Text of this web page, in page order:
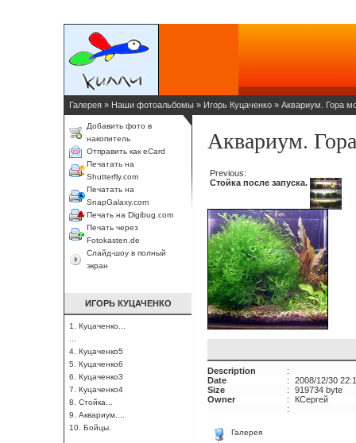
Галерея » Наши фотоальбомы » Игорь Куцаченко » Аквариум. Гора
Добавить фото в
накопитель
Отправить как eCard
Печатать на
Shutterfly.com
Печатать на
SnapGalaxy.com
Печать на Digibug.com
Печать через
Fotokasten.de
Слайд-шоу в полный
экран
ИГОРЬ КУЦАЧЕНКО
1. Куцаченко...
4. Куцаченко5
5. Куцаченко6
6. Куцаченко3
7. Куцаченко4
8. Стойка...
9. Аквариум....
10. Бойцы.
Аквариум.
Previous:
Стойка после запуска.
Description
:
Date
:
2008/12/30
Size
:
919734 byte
Owner
:
КСергей
:
Галерея